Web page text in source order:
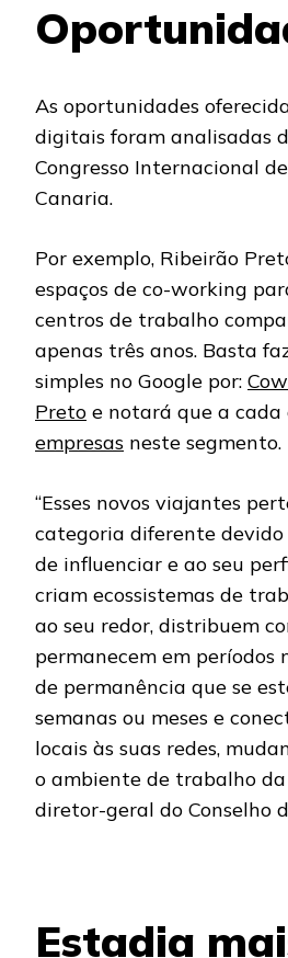
As oportunidades
digitais foram analisadas
Congresso Internacional
Canaria.
Por exemplo, Ribeirão
espaços de co-working
centros de trabalho
apenas três anos. Basta
simples no Google por:
Preto e notará que a cada
empresas neste segmento.
“Esses novos viajantes
categoria diferente
de influenciar e ao seu
criam ecossistemas de
ao seu redor, distribuem
permanecem em períodos
de permanência que se
semanas ou meses e
locais às suas redes,
o ambiente de trabalho da
diretor-geral do Conselho
Estadia